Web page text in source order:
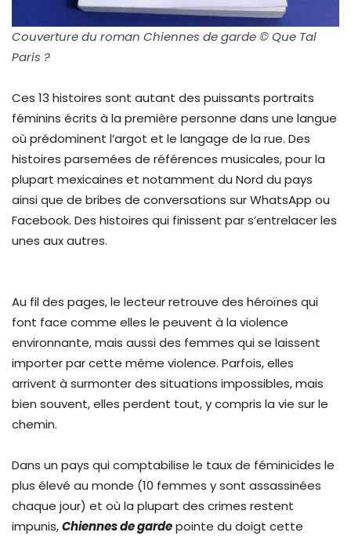
Couverture du roman Chiennes de garde © Que Tal
Paris ?
Ces 13 histoires sont autant des puissants portraits
féminins écrits à la première personne dans une langue
où prédominent l’argot et le langage de la rue. Des
histoires parsemées de références musicales, pour la
plupart mexicaines et notamment du Nord du pays
ainsi que de bribes de conversations sur WhatsApp ou
Facebook. Des histoires qui finissent par s’entrelacer les
unes aux autres.
Au fil des pages, le lecteur retrouve des héroïnes qui
font face comme elles le peuvent à la violence
environnante, mais aussi des femmes qui se laissent
importer par cette même violence. Parfois, elles
arrivent à surmonter des situations impossibles, mais
bien souvent, elles perdent tout, y compris la vie sur le
chemin.
Dans un pays qui comptabilise le taux de féminicides le
plus élevé au monde (10 femmes y sont assassinées
chaque jour) et où la plupart des crimes restent
impunis,Chiennes de gardepointe du doigt cette